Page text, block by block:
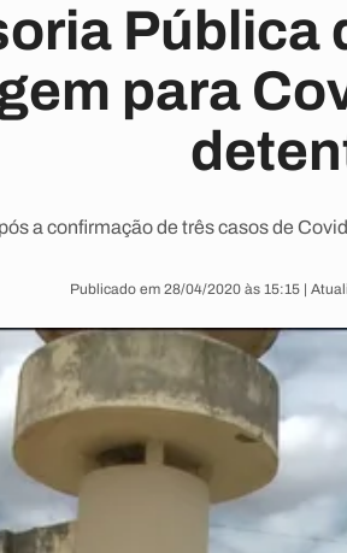
Pública
para
a confirmação de três casos de
Publicado em 28/04/2020 às 15:15 |